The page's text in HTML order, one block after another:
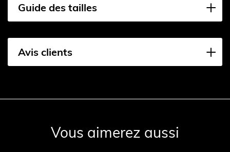
Guide des tailles
Avis clients
Vous aimerez aussi